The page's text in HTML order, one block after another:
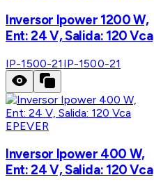
Inversor Ipower 1200 W,
Ent: 24 V, Salida: 120 Vca
IP-1500-21 IP-1500-21
EPEVER
Inversor Ipower 400 W,
Ent: 24 V, Salida: 120 Vca